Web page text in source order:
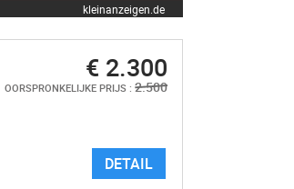
kleinanzeigen.de
€ 2.300
OORSPRONKELIJKE PRIJS : 2.500
DETAIL